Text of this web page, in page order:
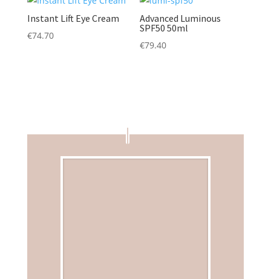
€218.90.
Instant Lift Eye Cream
€74.70
Advanced Luminous
SPF50 50ml
€79.40